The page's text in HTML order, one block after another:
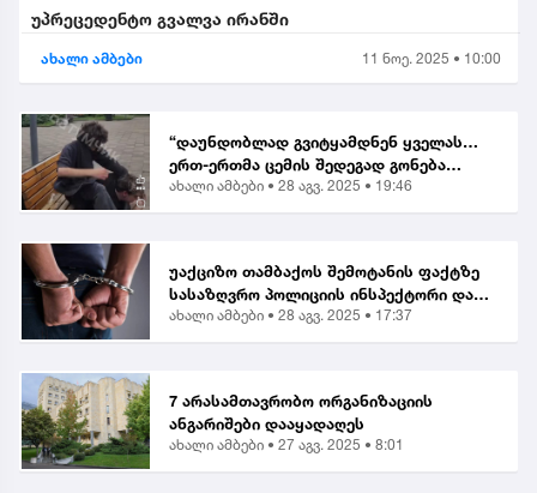
უპრეცედენტო გვალვა ირანში
ახალი ამბები 11 ნოე. 2025 • 10:00
“დაუნდობლად გვიტყამდნენ ყველას…
ერთ-ერთმა ცემის შედეგად გონება
დაკარგა” | მოქალაქე ბათუმში მომხდარ
ახალი ამბები • 28 აგვ. 2025 • 19:46
უაქციზო თამბაქოს შემოტანის ფაქტზე
სასაზღვრო პოლიციის ინსპექტორი და
ერთი პირი დააკავეს
ახალი ამბები • 28 აგვ. 2025 • 17:37
7 არასამთავრობო ორგანიზაციის
ანგარიშები დააყადაღეს
ახალი ამბები • 27 აგვ. 2025 • 8:01